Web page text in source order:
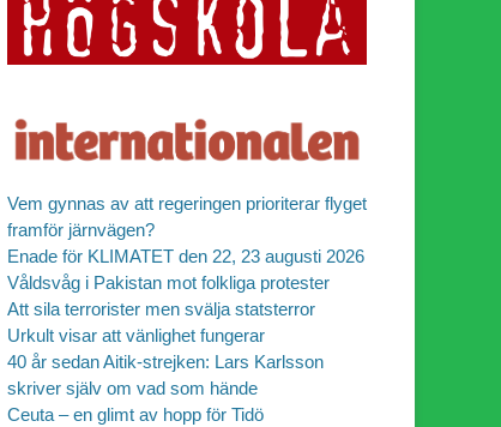
Vem gynnas av att regeringen prioriterar flyget
framför järnvägen?
Enade för KLIMATET den 22, 23 augusti 2026
Våldsvåg i Pakistan mot folkliga protester
Att sila terrorister men svälja statsterror
Urkult visar att vänlighet fungerar
40 år sedan Aitik-strejken: Lars Karlsson
skriver själv om vad som hände
Ceuta – en glimt av hopp för Tidö